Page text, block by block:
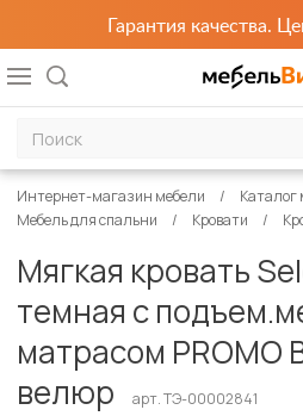
Гарантия качества.
Интернет-магазин мебели
Каталог
Мебель для спальни
Кровати
Мягкая кровать
темная с
матрасом PROMO
велюр
арт. ТЭ-00002841